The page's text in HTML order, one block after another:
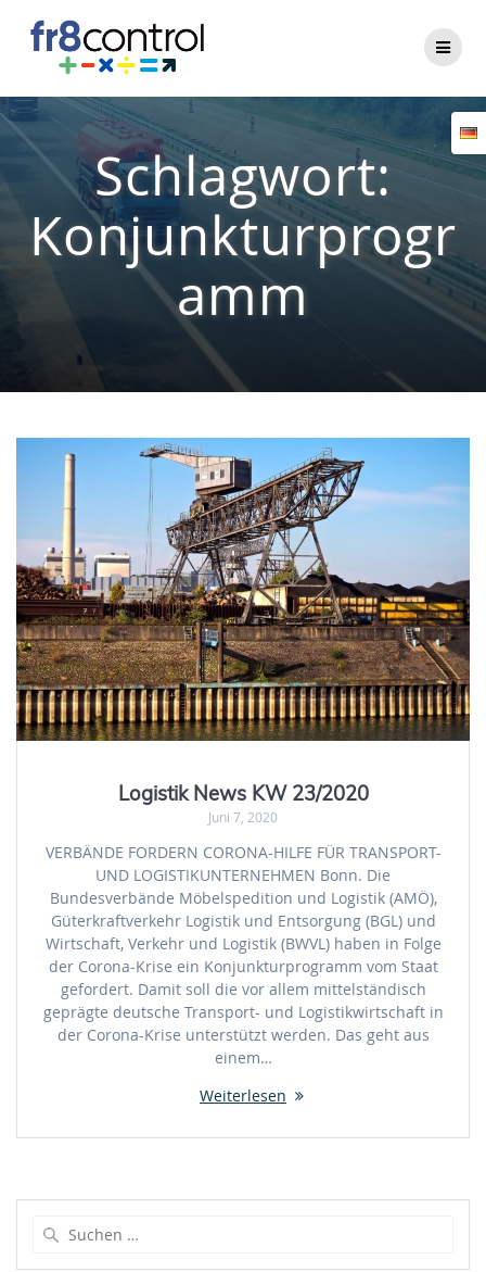
Schlagwort:
Konjunkturprogr
amm
Logistik News KW 23/2020
Juni 7, 2020
VERBÄNDE FORDERN CORONA-HILFE FÜR TRANSPORT-
UND LOGISTIKUNTERNEHMEN Bonn. Die
Bundesverbände Möbelspedition und Logistik (AMÖ),
Güterkraftverkehr Logistik und Entsorgung (BGL) und
Wirtschaft, Verkehr und Logistik (BWVL) haben in Folge
der Corona-Krise ein Konjunkturprogramm vom Staat
gefordert. Damit soll die vor allem mittelständisch
geprägte deutsche Transport- und Logistikwirtschaft in
der Corona-Krise unterstützt werden. Das geht aus
einem…
Weiterlesen